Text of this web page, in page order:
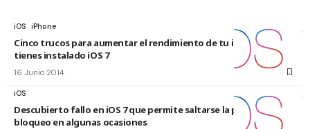
iOS iPhone
Cinco trucos para aumentar el rendimiento de tu iPhone 4 o 4s si
tienes instalado iOS 7
16 Junio 2014
iOS
Descubierto fallo en iOS 7 que permite saltarse la pantalla de
bloqueo en algunas ocasiones